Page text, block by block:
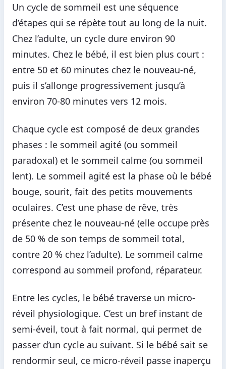
Un cycle de sommeil est une séquence
d’étapes qui se répète tout au long de la nuit.
Chez l’adulte, un cycle dure environ 90
minutes. Chez le bébé, il est bien plus court :
entre 50 et 60 minutes chez le nouveau-né,
puis il s’allonge progressivement jusqu’à
environ 70-80 minutes vers 12 mois.
Chaque cycle est composé de deux grandes
phases : le sommeil agité (ou sommeil
paradoxal) et le sommeil calme (ou sommeil
lent). Le sommeil agité est la phase où le bébé
bouge, sourit, fait des petits mouvements
oculaires. C’est une phase de rêve, très
présente chez le nouveau-né (elle occupe près
de 50 % de son temps de sommeil total,
contre 20 % chez l’adulte). Le sommeil calme
correspond au sommeil profond, réparateur.
Entre les cycles, le bébé traverse un micro-
réveil physiologique. C’est un bref instant de
semi-éveil, tout à fait normal, qui permet de
passer d’un cycle au suivant. Si le bébé sait se
rendormir seul, ce micro-réveil passe inaperçu